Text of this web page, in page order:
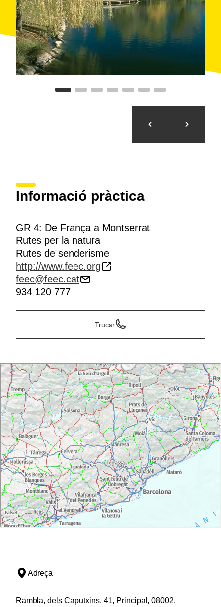
ruta i el detall de cadascuna de les etapes que formen
actualment elSender GR 4 de França a Montserrat
Informació pràctica
GR 4: De França a Montserrat
Rutes per la natura
Rutes de senderisme
http://www.feec.org
feec@feec.cat
934 120 777
Trucar
Adreça
Rambla, dels Caputxins, 41, Principal, 08002,